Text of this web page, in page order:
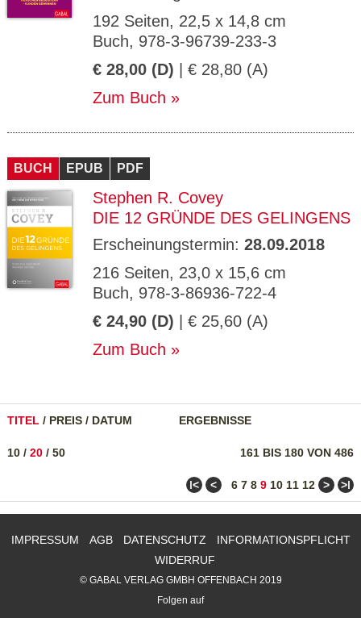
192 Seiten, 22,5 x 14,8 cm
Buch, 978-3-96739-233-3
€ 28,00 (D) | € 28,80 (A)
Zum Buch
BUCH EPUB PDF
Stephen R. Covey
DIE 12 GRÜNDE DES GELINGENS
Erscheinungstermin: 28.09.2018
216 Seiten, 23,0 x 15,6 cm
Buch, 978-3-86936-722-4
€ 24,90 (D) | € 25,60 (A)
Zum Buch
TITEL / PREIS / DATUM ERGEBNISSE
161 BIS 180 VON 486
10 / 20 / 50
ǀ< < 6 7 8 9 10 11 12 > >ǀ
IMPRESSUM AGB DATENSCHUTZ
INFORMATIONSPFLICHT
WIDERRUF
© GABAL VERLAG GMBH OFFENBACH 2019
Folgen auf